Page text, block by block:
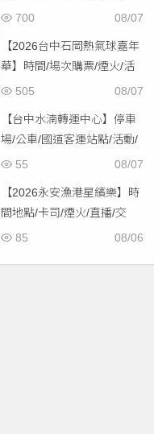
場/交通一次看！
08/07
700
【2026台中石岡熱氣球嘉年
華】時間/場次購票/煙火/活
動/交通，土牛運動公園登08/07
505
【台中水湳轉運中心】停車
場/公車/國道客運站點/活動/
交通，啟用免費停車！ 08/07
55
【2026永安漁港星繽樂】時
間地點/卡司/煙火/直播/交
通，免費入場！
08/06
85